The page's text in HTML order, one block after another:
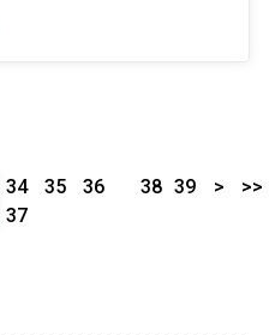
34 35
36
37
38 39 > >>